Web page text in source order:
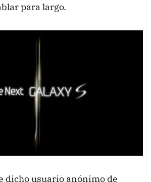
para largo.
dicho usuario anónimo de